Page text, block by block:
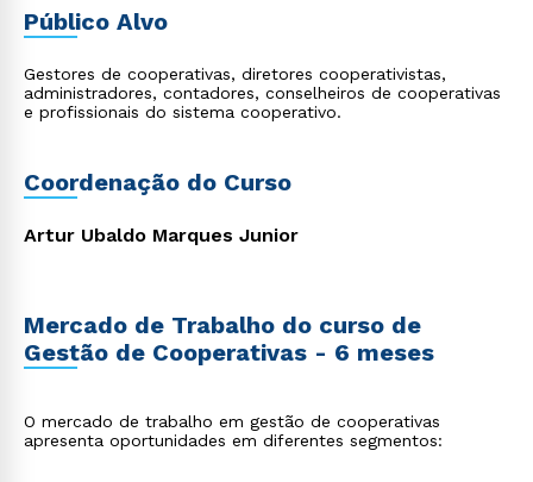
Público Alvo
Gestores de cooperativas, diretores cooperativistas,
administradores, contadores, conselheiros de cooperativas
e profissionais do sistema cooperativo.
Coordenação do Curso
Artur Ubaldo Marques Junior
Mercado de Trabalho do curso de
Gestão de Cooperativas - 6 meses
O mercado de trabalho em gestão de cooperativas
apresenta oportunidades em diferentes segmentos: